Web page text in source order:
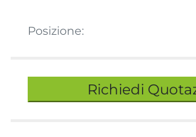
Posizione:
Richiedi